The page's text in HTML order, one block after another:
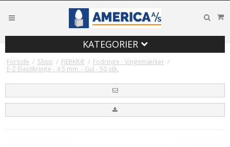
KATEGORIER
Forside / Shop / FJERKRÆ / Fodringe - Vingemærker /
E-Z Elastikringe - 4,5 mm. - Gul - 50 stk.